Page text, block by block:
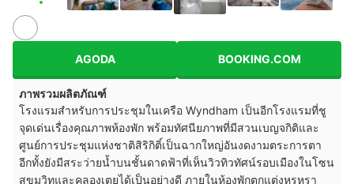
AGODA BOOKING.COM
ภาพรวมผลิตภัณฑ์
โรงแรมสำหรับการประชุมในเครือ Wyndham เป็นอีกโรงแรมที่ชู
จุดเด่นเรื่องคุณภาพห้องพัก พร้อมทัศนียภาพที่มีสวนเบญจกิติและ
ศูนย์การประชุมแห่งชาติสิริกิติ์เป็นฉากใหญ่อันงดงามตระการตา
อีกทั้งยังมีสระว่ายน้ำบนชั้นดาดฟ้าที่เห็นวิวทิวทัศน์รอบเมืองในโซน
สุขุมวิทและคลองเตยได้เป็นอย่างดี ภายในห้องพักตกแต่งหรูหรา